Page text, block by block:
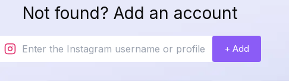
Not found? Add an account
+ Add